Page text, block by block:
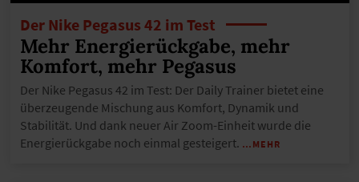
Der Nike Pegasus 42 im Test
Mehr Energierückgabe, mehr
Komfort, mehr Pegasus
Der Nike Pegasus 42 im Test: Der Daily Trainer bietet eine
überzeugende Mischung aus Komfort, Dynamik und
Stabilität. Und dank neuer Air Zoom-Einheit wurde die
Energierückgabe noch einmal gesteigert. …MEHR